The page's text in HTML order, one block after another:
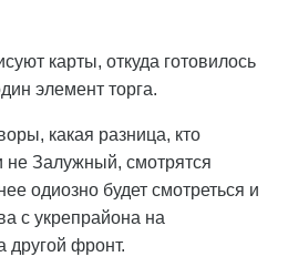
карты, откуда готовилось
элемент торга.
какая разница, кто
Залужный, смотрятся
одиозно будет смотреться и
с укрепрайона на
другой фронт.